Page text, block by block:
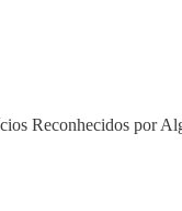
Reconhecidos por